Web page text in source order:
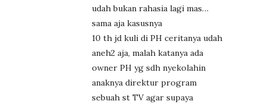
udah bukan rahasia lagi mas…
sama aja kasusnya
10 th jd kuli di PH ceritanya udah
aneh2 aja, malah katanya ada
owner PH yg sdh nyekolahin
anaknya direktur program
sebuah st TV agar supaya